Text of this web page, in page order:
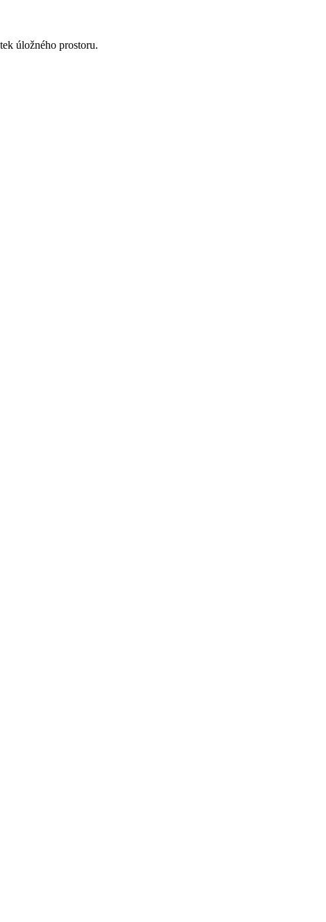
úložného prostoru.